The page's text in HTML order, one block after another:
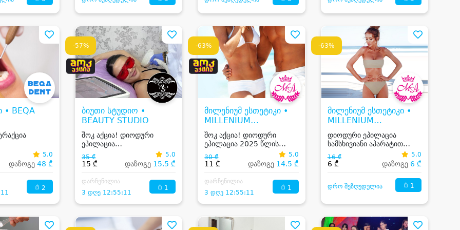
• BEQA
5.0
დაზოგე48 ₾
2
-57%
ბიუთი სტუდიო •
BEAUTY STUDIO
შოკ აქცია! დიოდური
ეპილაცია
ულტრათანამედროვე,
მაღალი იტალიური
ტექნოლოგიის 2025 წლის
Derma laser აპარატი
35 ₾
15 ₾
5.0
დაზოგე 15.5 ₾
დარჩენილია
3 დღე 12:55:11
1
-63%
მილენიუმ ესთეტიკი •
MILLENIUM
AESTHETIC
შოკ აქცია! დიოდური
ეპილაცია 2025 წლის
თავაკით ქალებისთვის და
მამაკაცებისთვის
30 ₾
11 ₾
5.0
დაზოგე 14.5 ₾
დარჩენილია
3 დღე 12:55:11
1
-63%
მილენიუმ ესთეტიკი •
MILLENIUM
AESTHETIC
დიოდური ეპილაცია
სამსხივიანი აპარატით
(ალექსანდრიტი + დიოდი
+ ნეოდიუმი)
16 ₾
6 ₾
5.0
დაზოგე 6 ₾
დრო შეზღუდულია 1